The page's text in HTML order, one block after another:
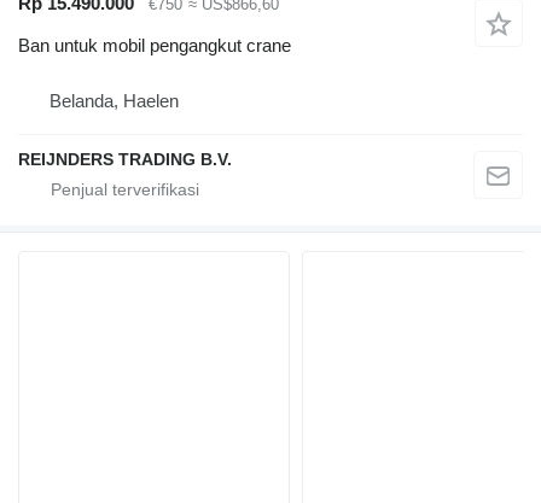
€750 ≈ US$866,60
Ban untuk mobil pengangkut crane
Belanda, Haelen
REIJNDERS TRADING B.V.